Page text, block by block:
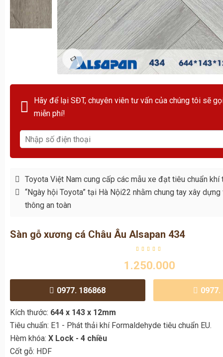
Hãy để lại SĐT, chuyên viên tư vấn của chúng tôi sẽ
Toyota Việt Nam cung cấp các mẫu xe đạt tiêu chuẩn khí
“Ngày hội Toyota” tại Hà Nội22 nhằm chung tay xây
thông an toàn
Sàn gỗ xương cá Châu Âu Alsapan 434
Tiêu chuẩn: E1 - Phát thải khí Formaldehyde tiêu chuẩn EU.
X Lock - 4 chiều
Độ chống mài mòn: AC6
Bảo hành nhà máy: 35 năm